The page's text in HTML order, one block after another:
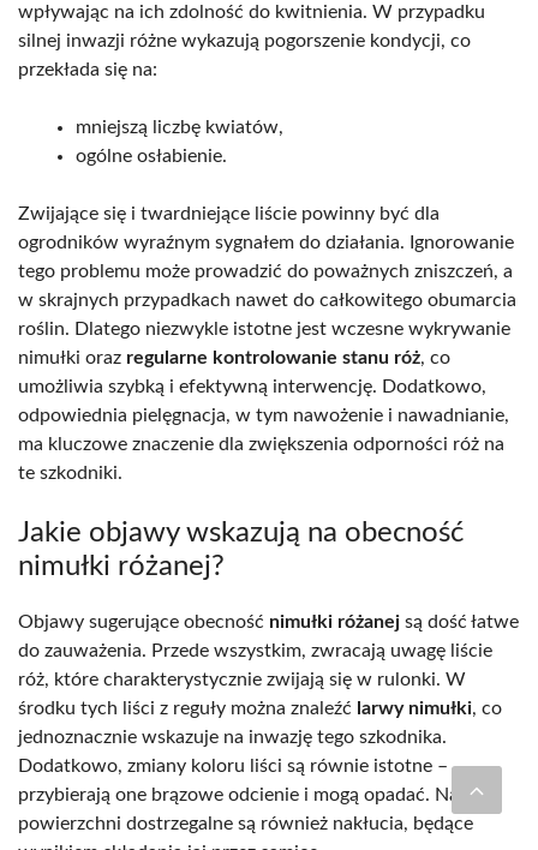
wpływając na ich zdolność do kwitnienia. W przypadku
silnej inwazji różne wykazują pogorszenie kondycji, co
przekłada się na:
mniejszą liczbę kwiatów,
ogólne osłabienie.
Zwijające się i twardniejące liście powinny być dla
ogrodników wyraźnym sygnałem do działania. Ignorowanie
tego problemu może prowadzić do poważnych zniszczeń, a
w skrajnych przypadkach nawet do całkowitego obumarcia
roślin. Dlatego niezwykle istotne jest wczesne wykrywanie
nimułki oraz regularne kontrolowanie stanu róż, co
umożliwia szybką i efektywną interwencję. Dodatkowo,
odpowiednia pielęgnacja, w tym nawożenie i nawadnianie,
ma kluczowe znaczenie dla zwiększenia odporności róż na
te szkodniki.
Jakie objawy wskazują na obecność
nimułki różanej?
Objawy sugerujące obecność nimułki różanej są dość łatwe
do zauważenia. Przede wszystkim, zwracają uwagę liście
róż, które charakterystycznie zwijają się w rulonki. W
środku tych liści z reguły można znaleźć larwy nimułki, co
jednoznacznie wskazuje na inwazję tego szkodnika.
Dodatkowo, zmiany koloru liści są równie istotne –
przybierają one brązowe odcienie i mogą opadać. Na ich
powierzchni dostrzegalne są również nakłucia, będące